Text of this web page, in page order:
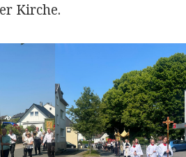
Kirche.